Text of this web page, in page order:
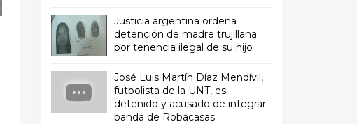
Justicia argentina ordena
detención de madre trujillana
por tenencia ilegal de su hijo
José Luis Martín Díaz Mendívil,
futbolista de la UNT, es
detenido y acusado de integrar
banda de Robacasas